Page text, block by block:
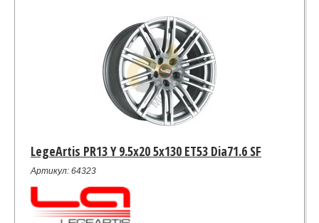
LegeArtis PR13 Y 9.5x20 5x130 ET53 Dia71.6 SF
Артикул: 64323